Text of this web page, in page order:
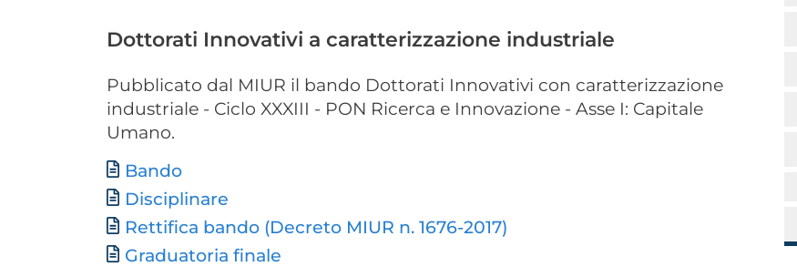
Dottorati Innovativi a caratterizzazione industriale
Pubblicato dal MIUR il bando Dottorati Innovativi con caratterizzazione
industriale - Ciclo XXXIII - PON Ricerca e Innovazione - Asse I: Capitale
Umano.
Documento
Bando
Disciplinare
Rettifica bando (Decreto MIUR n. 1676-2017)
Graduatoria finale